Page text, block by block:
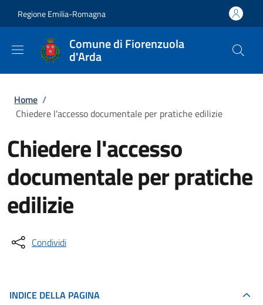
Regione Emilia-Romagna
Comune di Fiorenzuola
d'Arda
Briciole di pane
Home /
Chiedere l'accesso documentale per pratiche edilizie
Chiedere l'accesso
documentale per pratiche
edilizie
Condividi
INDICE DELLA PAGINA